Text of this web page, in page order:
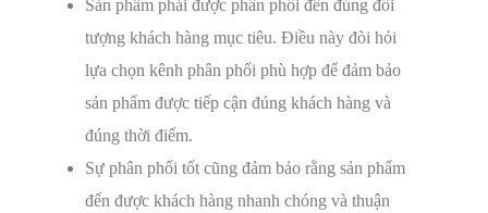
Sản phẩm phải được phân phối đến đúng đối
tượng khách hàng mục tiêu. Điều này đòi hỏi
lựa chọn kênh phân phối phù hợp để đảm bảo
sản phẩm được tiếp cận đúng khách hàng và
đúng thời điểm.
Sự phân phối tốt cũng đảm bảo rằng sản phẩm
đến được khách hàng nhanh chóng và thuận